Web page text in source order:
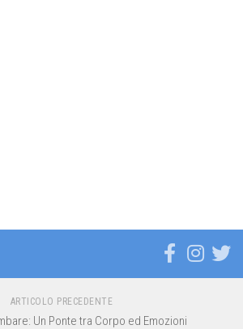
ARTICOLO PRECEDENTE
Un Ponte tra Corpo ed Emozioni